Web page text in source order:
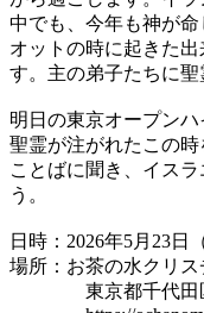
中でも、今年も神が
オットの時に起きた
す。主の弟子たちに聖
明日の東京オープンハ
聖霊が注がれたこの
ことばに聞き、イス
う。
日時：2026年5月23日
場所：お茶の水クリ
東京都千代田区